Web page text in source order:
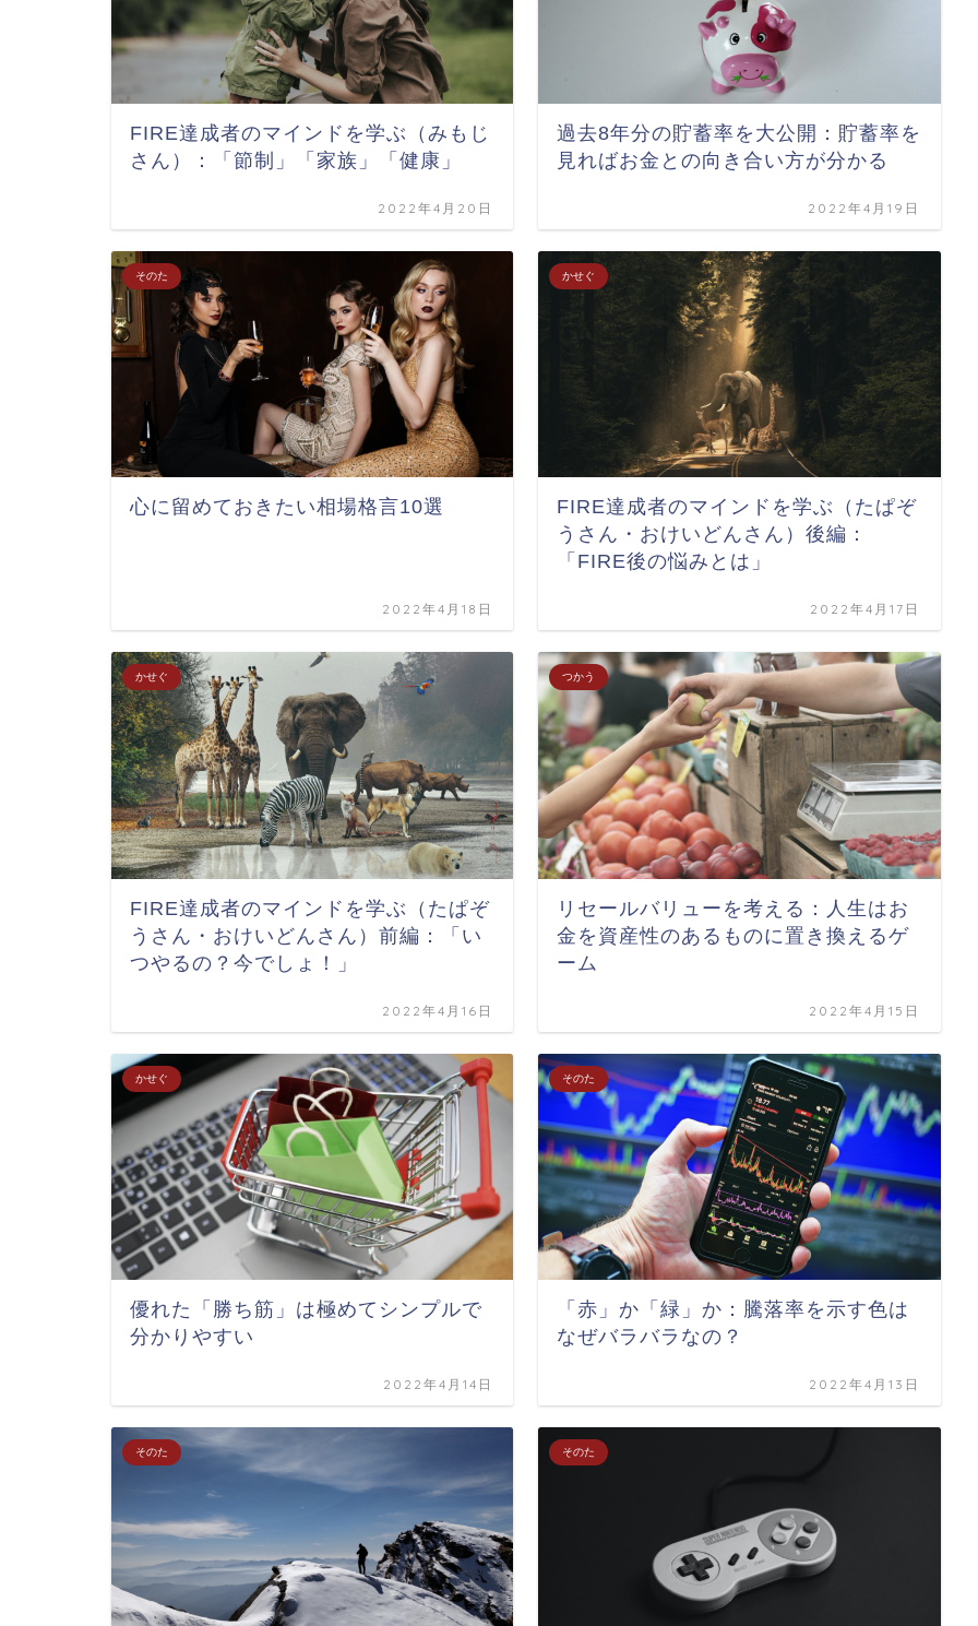
FIRE達成者のマインドを学ぶ（みもじ
さん）：「節制」「家族」「健康」
2022年4月20日
過去8年分の貯蓄率を大公開：貯蓄率を
見ればお金との向き合い方が分かる
2022年4月19日
そのた
心に留めておきたい相場格言10選
2022年4月18日
かせぐ
FIRE達成者のマインドを学ぶ（たぱぞ
うさん・おけいどんさん）後編：
「FIRE後の悩みとは」
2022年4月17日
かせぐ
FIRE達成者のマインドを学ぶ（たぱぞ
うさん・おけいどんさん）前編：「い
つやるの？今でしょ！」
2022年4月16日
つかう
リセールバリューを考える：人生はお
金を資産性のあるものに置き換えるゲ
ーム
2022年4月15日
かせぐ
優れた「勝ち筋」は極めてシンプルで
分かりやすい
2022年4月14日
そのた
「赤」か「緑」か：騰落率を示す色は
なぜバラバラなの？
2022年4月13日
そのた そのた